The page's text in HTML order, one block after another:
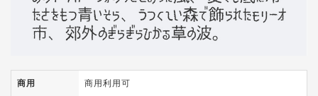
商用 商用利用可